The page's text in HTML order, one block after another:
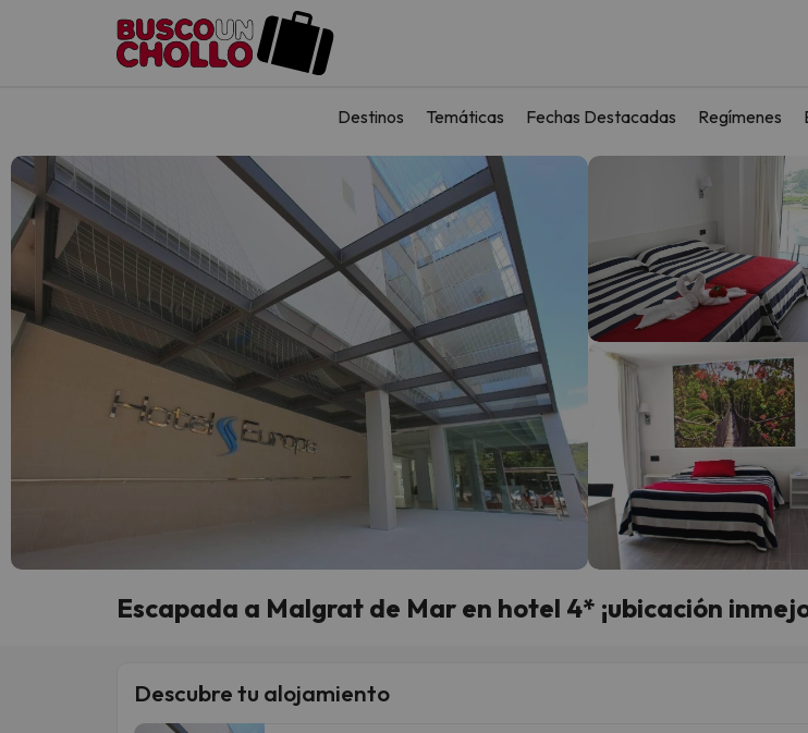
Destinos Temáticas Fechas Destacadas Regímenes
Escapada a Malgrat de Mar en hotel 4* ¡ubicación
Descubre tu alojamiento